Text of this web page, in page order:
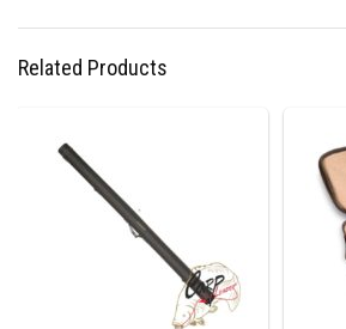
Related Products